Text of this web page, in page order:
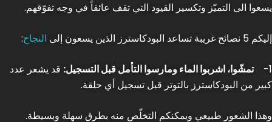
يسعوا الى التميّز وتكسير القيود التي تقف عائقاً في وجه تفوّقهم.
إليكم 5 نصائح غريبة تساعد البودكاسترز الذين يسعون إلى النجاح:
1- تمشّوا، اشربوا الماء ومارسوا التأمل قبل التسجيل: قد يشعر عدد
كبير من البودكاسترز بالتوتر قبل تسجيل أي حلقة.
وهذا الشعور طبيعي ويمكنكم التخلّص منه بطرق سهلة وبسيطة.